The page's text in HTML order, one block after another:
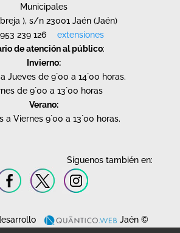
Municipales
), s/n 23001 Jaén (Jaén)
239 126
extensiones
de atención al público:
Invierno:
Jueves de 9`00 a 14`00 horas.
de 9`00 a 13`00 horas
Verano:
a Viernes 9`00 a 13`00 horas.
Síguenos también en:
Jaén ©